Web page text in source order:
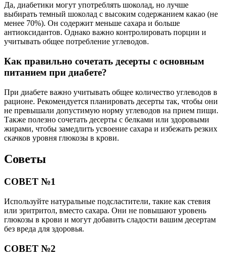
Да, диабетики могут употреблять шоколад, но лучше
выбирать темный шоколад с высоким содержанием какао (не
менее 70%). Он содержит меньше сахара и больше
антиоксидантов. Однако важно контролировать порции и
учитывать общее потребление углеводов.
Как правильно сочетать десерты с основным
питанием при диабете?
При диабете важно учитывать общее количество углеводов в
рационе. Рекомендуется планировать десерты так, чтобы они
не превышали допустимую норму углеводов на прием пищи.
Также полезно сочетать десерты с белками или здоровыми
жирами, чтобы замедлить усвоение сахара и избежать резких
скачков уровня глюкозы в крови.
Советы
СОВЕТ №1
Используйте натуральные подсластители, такие как стевия
или эритритол, вместо сахара. Они не повышают уровень
глюкозы в крови и могут добавить сладости вашим десертам
без вреда для здоровья.
СОВЕТ №2